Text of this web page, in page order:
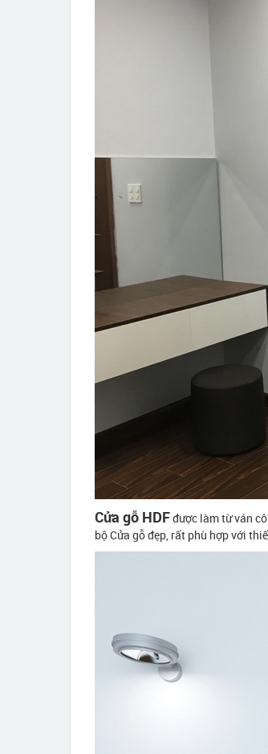
Cửa gỗ HDFđược làm từ ván
bộ Cửa gỗ đẹp, rất phù hợp với